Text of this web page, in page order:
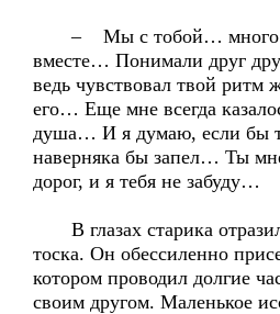
– Мы с тобой… много
вместе… Понимали друг
ведь чувствовал твой ритм
его… Еще мне всегда
душа… И я думаю, если бы
наверняка бы запел… Ты
дорог, и я тебя не забуду…
В глазах старика
тоска. Он обессиленно
котором проводил долгие
своим другом. Маленькое